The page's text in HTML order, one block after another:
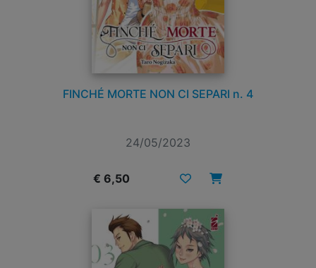
FINCHÉ MORTE NON CI SEPARI n. 4
24/05/2023
€ 6,50